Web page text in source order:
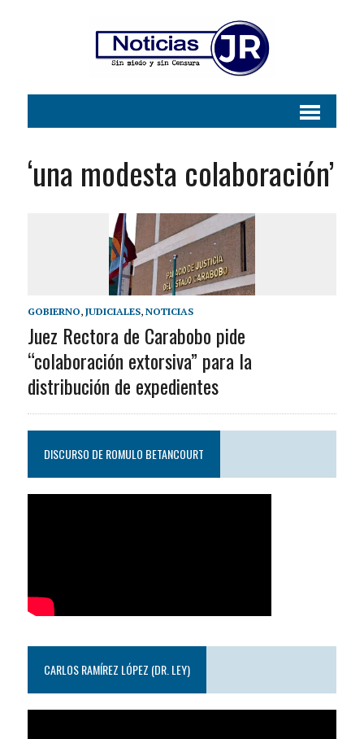
‘una modesta colaboración’
GOBIERNO, JUDICIALES, NOTICIAS
Juez Rectora de Carabobo pide
“colaboración extorsiva” para la
distribución de expedientes
DISCURSO DE ROMULO BETANCOURT
CARLOS RAMÍREZ LÓPEZ (DR. LEY)